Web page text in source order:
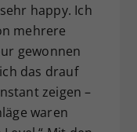
happy. Ich
mehrere
gewonnen
das drauf
zeigen –
waren